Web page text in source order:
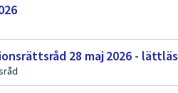
28 maj 2026 -